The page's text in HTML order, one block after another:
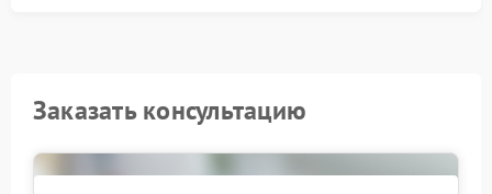
Заказать консультацию